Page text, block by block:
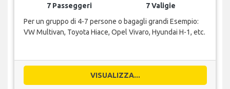
7 Passeggeri
7 Valigie
Per un gruppo di 4-7 persone o bagagli grandi Esempio:
VW Multivan, Toyota Hiace, Opel Vivaro, Hyundai H-1, etc.
VISUALIZZA...